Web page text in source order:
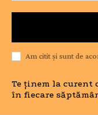
Am citit și sunt de
Te ținem la curent
în fiecare